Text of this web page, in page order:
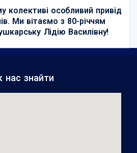
колективі особливий привід
Ми вітаємо з 80-річчям
Лідію Василівну!
нас знайти